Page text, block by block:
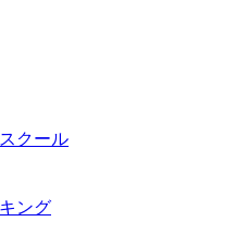
クール
ング